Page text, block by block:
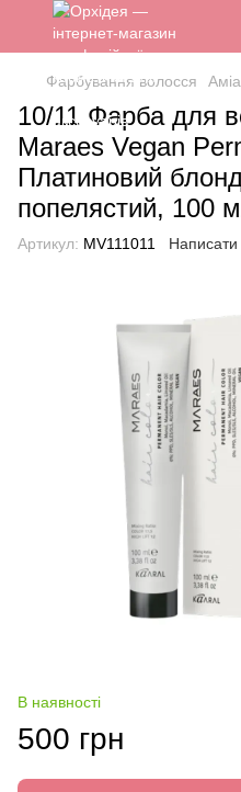
Фарбування волосся
10/11 Фарба для
Maraes Vegan
Платиновий
попелястий, 100
Артикул: MV111011 Написати
В наявності
500 грн